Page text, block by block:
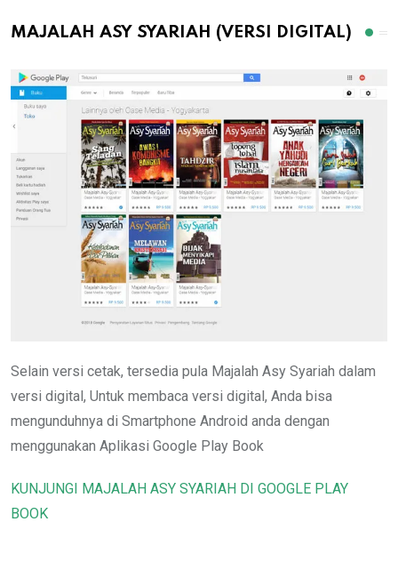
MAJALAH ASY SYARIAH (VERSI DIGITAL)
Selain versi cetak, tersedia pula Majalah Asy Syariah dalam
versi digital, Untuk membaca versi digital, Anda bisa
mengunduhnya di Smartphone Android anda dengan
menggunakan Aplikasi Google Play Book
KUNJUNGI MAJALAH ASY SYARIAH DI GOOGLE PLAY
BOOK